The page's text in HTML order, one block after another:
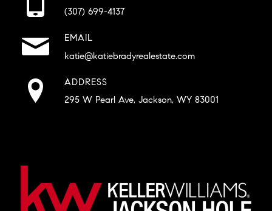
(307) 699-4137
EMAIL
katie@katiebradyrealestate.com
ADDRESS
295 W Pearl Ave, Jackson, WY 83001